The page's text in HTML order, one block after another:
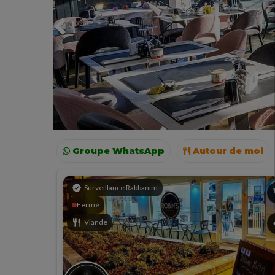
Groupe WhatsApp Autour de moi
Paris Lyon
verified Surveillance Rabbanim
Fermé
restaurant Viande